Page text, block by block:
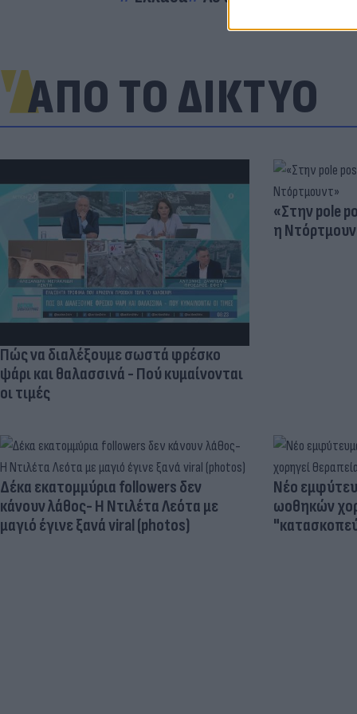
ΑΠΟ ΤΟ ΔΙΚΤΥΟ
Πώς να διαλέξουμε σωστά φρέσκο
ψάρι και θαλασσινά - Πού κυμαίνονται
οι τιμές
«Στην pole
η
Δέκα εκατομμύρια followers δεν
κάνουν λάθος- Η Ντιλέτα Λεότα με
μαγιό έγινε ξανά viral (photos)
Νέο
ωοθηκών